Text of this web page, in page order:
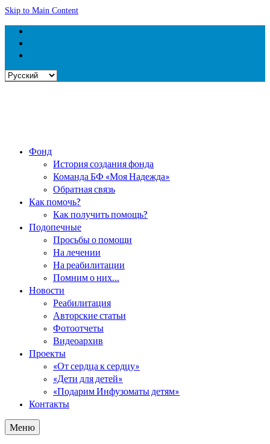
Skip to Main Content
Выбрать
Фонд
История создания фонда
Команда БФ «Моя Надежда»
Обратная связь
Как помочь?
Как получить помощь?
Подопечные
Просьбы о помощи
На лечении
На реабилитации
Помним о них…
Новости
Реабилитация
Авторские статьи
Фотоотчеты
Видеоархив
Проекты
«От сердца к сердцу»
«Дети для детей»
«Подарим Инфузоматы детям»
Контакты
Меню